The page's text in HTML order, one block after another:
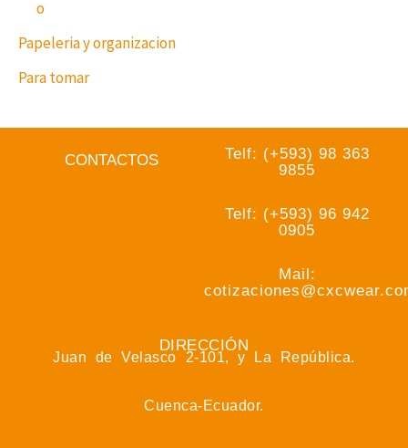
Papeleria y organizacion
Para tomar
CONTACTOS
Telf: (+593) 98 363
9855
Telf: (+593) 96 942
0905
Mail:
DIRECCIÓN
Juan de Velasco 2-101, y La República.
Cuenca-Ecuador.